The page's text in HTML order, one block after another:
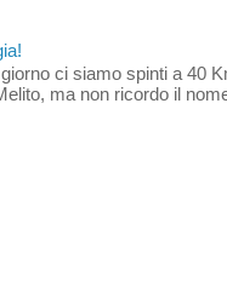
ci siamo spinti a 40
ma non ricordo il